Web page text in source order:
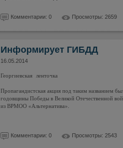
Комментарии: 0 Просмотры: 2659
Информирует ГИБДД
16.05.2014
Георгиевская ленточка
Пропагандистская акция под таким названием
годовщины Победы в Великой Отечественной
из ВРМОО «Альтернатива».
Комментарии: 0 Просмотры: 2543